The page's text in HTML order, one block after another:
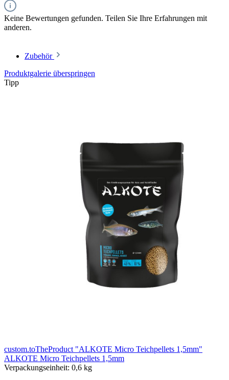
Keine Bewertungen gefunden. Teilen Sie Ihre Erfahrungen mit
anderen.
Zubehör
Produktgalerie überspringen
Tipp
custom.toTheProduct "ALKOTE Micro Teichpellets 1,5mm"
ALKOTE Micro Teichpellets 1,5mm
Verpackungseinheit: 0,6 kg